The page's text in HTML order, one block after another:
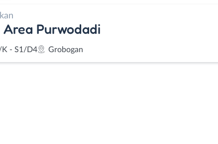
Area Purwodadi
- S1/D4 Grobogan